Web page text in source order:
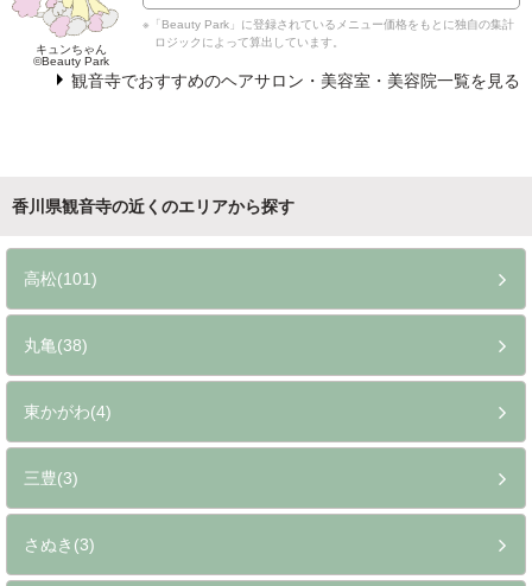
キュンちゃん
©Beauty Park
※「Beauty Park」に登録されているメニュー価格をもとに独自の集計
ロジックによって算出しています。
観音寺でおすすめのヘアサロン・美容室・美容院一覧を見る
香川県観音寺の近くのエリアから探す
高松(101)
丸亀(38)
東かがわ(4)
三豊(3)
さぬき(3)